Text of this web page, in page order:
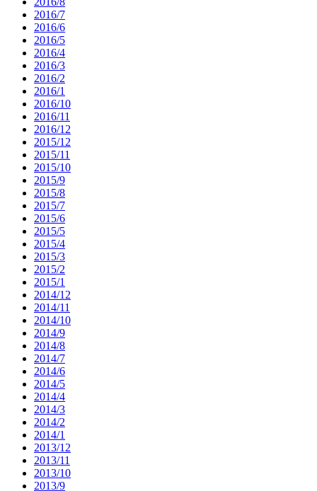
2016/7
2016/6
2016/5
2016/4
2016/3
2016/2
2016/1
2016/10
2016/11
2016/12
2015/12
2015/11
2015/10
2015/9
2015/8
2015/7
2015/6
2015/5
2015/4
2015/3
2015/2
2015/1
2014/12
2014/11
2014/10
2014/9
2014/8
2014/7
2014/6
2014/5
2014/4
2014/3
2014/2
2014/1
2013/12
2013/11
2013/10
2013/9